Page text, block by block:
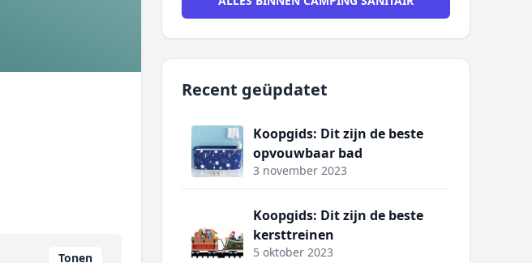
Tonen
Recent geüpdatet
Koopgids: Dit zijn de beste
opvouwbaar bad
3 november 2023
Koopgids: Dit zijn de beste
kersttreinen
5 oktober 2023